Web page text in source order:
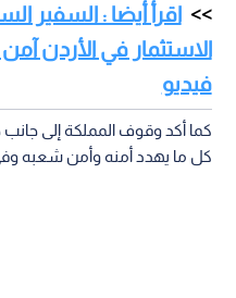
اقرأ أيضا : السفير
الاستثمار في الأردن
فيديو
كما أكد وقوف المملكة إلى
كل ما يهدد أمنه وأمن شعبه وفي